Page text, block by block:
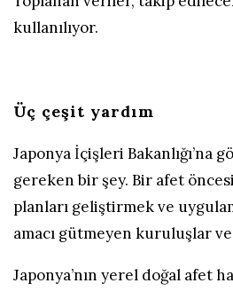
kullanılıyor.
Üç çeşit yardım
Japonya İçişleri Bakanlığı’na
gereken bir şey. Bir afet
planları geliştirmek ve
amacı gütmeyen kuruluşlar
Japonya’nın yerel doğal afet